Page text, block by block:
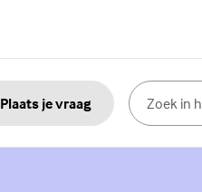
Plaats je vraag